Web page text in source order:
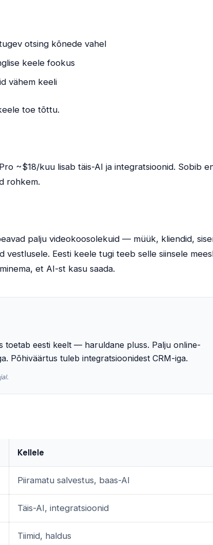
otsing kõnede vahel
keele fookus
vähem keeli
toe tõttu.
~$18/kuu lisab täis-AI ja integratsioonid. Sobib
rohkem.
palju videokoosolekuid — müük, kliendid,
Eesti keele tugi teeb selle siinsele
et AI-st kasu saada.
toetab eesti keelt — haruldane pluss. Palju online-
Põhiväärtus tuleb integratsioonidest CRM-iga.
Kellele
Piiramatu salvestus, baas-AI
Täis-AI, integratsioonid
Tiimid, haldus